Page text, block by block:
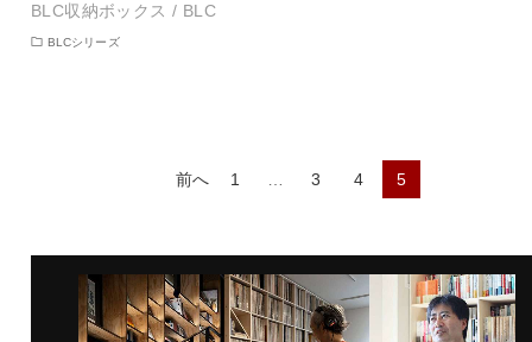
BLC収納ボックス / BLC
BLCシリーズ
前へ 1 3 4 5